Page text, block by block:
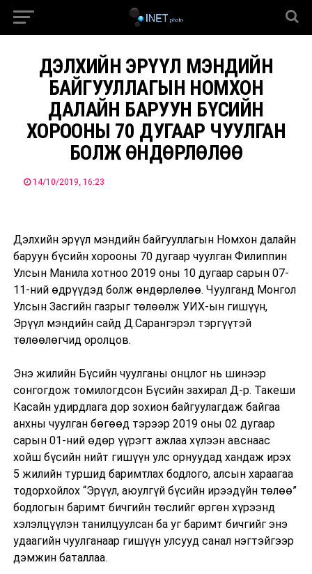
ДЭЛХИЙН ЭРҮҮЛ МЭНДИЙН
БАЙГУУЛЛАГЫН НОМХОН
ДАЛАЙН БАРУУН БҮСИЙН
ХОРООНЫ 70 ДУГААР ЧУУЛГАН
БОЛЖ ӨНДӨРЛӨЛӨӨ
14/10/2019, 16:23
Дэлхийн эрүүл мэндийн байгууллагын Номхон далайн
баруун бүсийн хорооны 70 дугаар чуулган Филиппин
Улсын Манила хотноо 2019 оны 10 дугаар сарын 07-
11-ний өдрүүдэд болж өндөрлөлөө. Чуулганд Монгол
Улсын Засгийн газрыг төлөөлж УИХ-ын гишүүн,
Эрүүл мэндийн сайд Д.Сарангэрэл тэргүүтэй
төлөөлөгчид оролцов.
Энэ жилийн Бүсийн чуулганы онцлог нь шинээр
сонгогдож томилогдсон Бүсийн захирал Д-р. Такеши
Касайн удирдлага дор зохион байгуулагдаж байгаа
анхны чуулган бөгөөд тэрээр 2019 оны 02 дугаар
сарын 01-ний өдөр үүрэгт ажлаа хүлээн авснаас
хойш бүсийн нийт гишүүн улс орнуудад хандаж ирэх
5 жилийн туршид баримтлах бодлого, алсын хараагаа
тодорхойлох “Эрүүл, аюулгүй бүсийн ирээдүйн төлөө”
бодлогын баримт бичгийн төслийг өргөн хүрээнд
хэлэлцүүлэн танилцуулсан ба уг баримт бичгийг энэ
удаагийн чуулганаар гишүүн улсууд санал нэгтэйгээр
дэмжин баталлаа.